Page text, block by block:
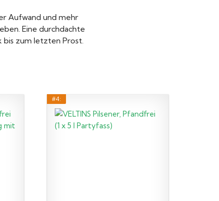
Aufwand und mehr
Eine durchdachte
bis zum letzten Prost.
#4: